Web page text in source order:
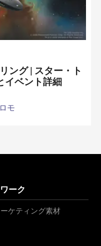
ング | スター・ト
イベント詳細
モ
ーク
ケティング素材